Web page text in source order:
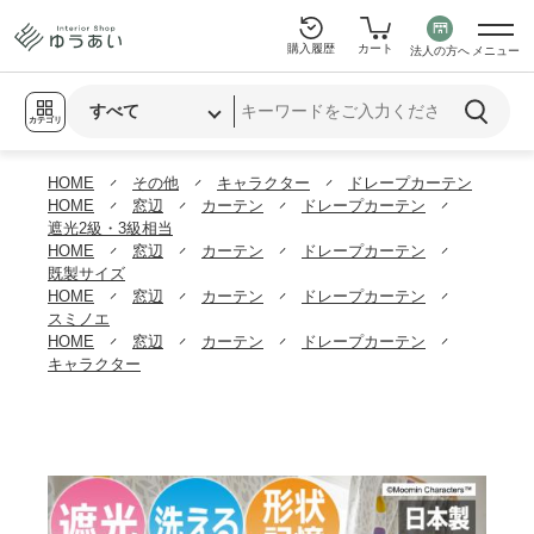
カテゴリ
購入履歴 カート 法人の方へ メニュー
HOME その他 キャラクター
ドレープカーテン
HOME
窓辺 カーテン
ドレープカーテン
遮光2級・3級相当
HOME
窓辺 カーテン
ドレープカーテン
既製サイズ
HOME
窓辺 カーテン
ドレープカーテン
スミノエ
HOME
窓辺 カーテン
ドレープカーテン
キャラクター